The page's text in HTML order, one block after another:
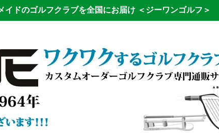
イドのゴルフクラブを全国にお届け ＜ジーワンゴルフ＞